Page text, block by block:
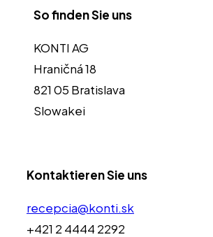
So finden Sie uns
KONTI AG
Hraničná 18
821 05 Bratislava
Slowakei
Kontaktieren Sie uns
recepcia@konti.sk
+421 2 4444 2292